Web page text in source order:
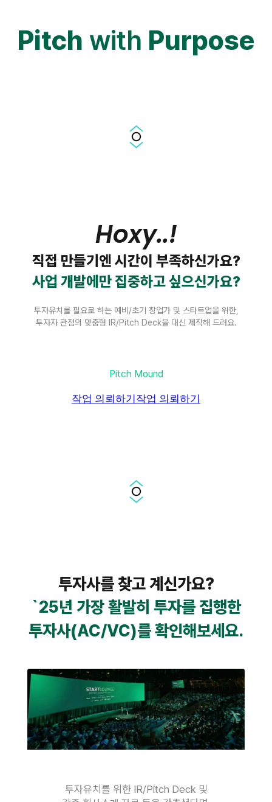
Pitch with Purpose
Hoxy..!
직접 만들기엔 시간이 부족하신가요?
사업 개발에만 집중하고 싶으신가요?
투자유치를 필요로 하는 예비/초기 창업가 및 스타트업을 위한,
투자자 관점의 맞춤형 IR/Pitch Deck을 대신 제작해 드려요.
Pitch Mound
작업 의뢰하기 작업 의뢰하기
투자사를 찾고 계신가요?
`25년 가장 활발히 투자를 집행한
투자사(AC/VC)를 확인해보세요.
투자유치를 위한 IR/Pitch Deck 및